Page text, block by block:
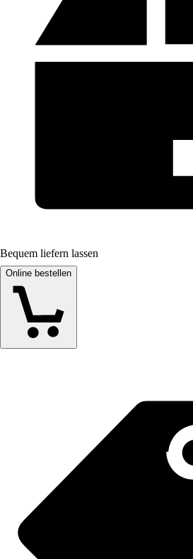
Bequem liefern lassen
Online bestellen